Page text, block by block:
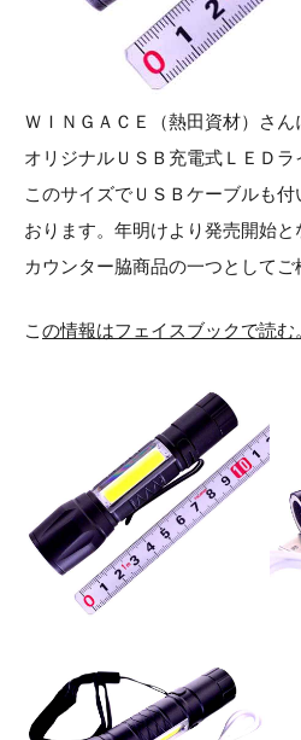
お問い合わせはこちら
ＷＩＮＧＡＣＥ（熱田資材）さ
オリジナルＵＳＢ充電式ＬＥＤラ
このサイズでＵＳＢケーブルも
おります。年明けより発売開始
カウンター脇商品の一つとしてご
こ の情報はフェイスブックで読む